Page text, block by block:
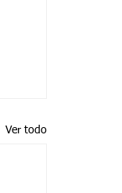
Ver todo